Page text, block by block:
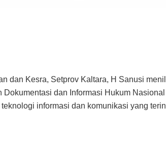
dan Kesra, Setprov Kaltara, H Sanusi
dan Informasi Hukum
informasi dan komunikasi yang